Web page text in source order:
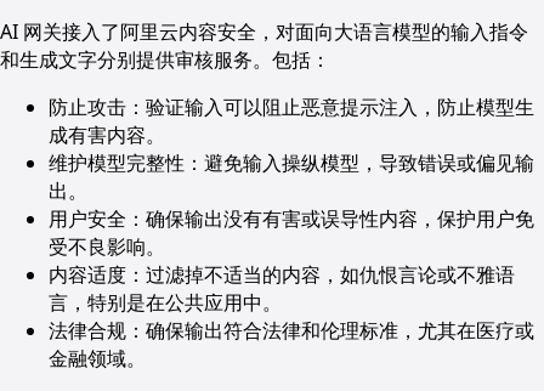
AI 网关接入了阿里云内容安全，对面向大语言模型的输入指令
和生成文字分别提供审核服务。包括：
防止攻击：验证输入可以阻止恶意提示注入，防止模型生
成有害内容。
维护模型完整性：避免输入操纵模型，导致错误或偏见输
出。
用户安全：确保输出没有有害或误导性内容，保护用户免
受不良影响。
内容适度：过滤掉不适当的内容，如仇恨言论或不雅语
言，特别是在公共应用中。
法律合规：确保输出符合法律和伦理标准，尤其在医疗或
金融领域。